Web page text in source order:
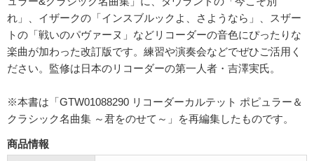
れ」、イザークの「インスブルックよ、さようなら」、スザー
トの「戦いのパヴァーヌ」などリコーダーの音色にぴったりな
楽曲が加わった改訂版です。練習や演奏会などでぜひご活用く
ださい。監修は日本のリコーダーの第一人者・吉澤実氏。
※本書は「GTW01088290 リコーダーカルテット ポピュラー＆
クラシック名曲集 ～君をのせて～」を再編集したものです。
商品情報